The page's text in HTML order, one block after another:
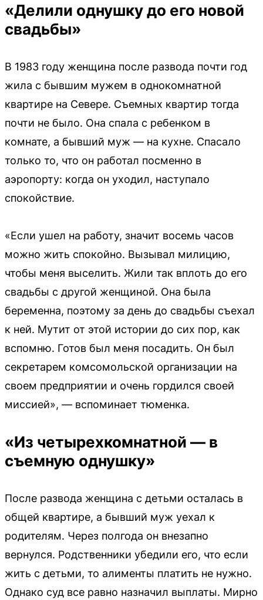
«Делили однушку до его новой
свадьбы»
В 1983 году женщина после развода почти год
жила с бывшим мужем в однокомнатной
квартире на Севере. Съемных квартир тогда
почти не было. Она спала с ребенком в
комнате, а бывший муж — на кухне. Спасало
только то, что он работал посменно в
аэропорту: когда он уходил, наступало
спокойствие.
«Если ушел на работу, значит восемь часов
можно жить спокойно. Вызывал милицию,
чтобы меня выселить. Жили так вплоть до его
свадьбы с другой женщиной. Она была
беременна, поэтому за день до свадьбы съехал
к ней. Мутит от этой истории до сих пор, как
вспомню. Готов был меня посадить. Он был
секретарем комсомольской организации на
своем предприятии и очень гордился своей
миссией», — вспоминает тюменка.
«Из четырехкомнатной — в
съемную однушку»
После развода женщина с детьми осталась в
общей квартире, а бывший муж уехал к
родителям. Через полгода он внезапно
вернулся. Родственники убедили его, что если
жить с детьми, то алименты платить не нужно.
Однако суд все равно назначил выплаты. Мирно